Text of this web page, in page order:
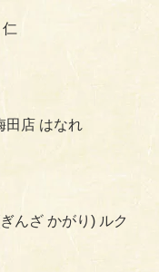
仁
田店 はなれ
んざ かがり) ルク